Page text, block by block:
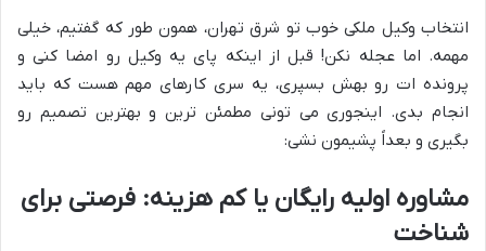
انتخاب وکیل ملکی خوب تو شرق تهران، همون طور که گفتیم، خیلی
مهمه. اما عجله نکن! قبل از اینکه پای یه وکیل رو امضا کنی و
پرونده ات رو بهش بسپری، یه سری کارهای مهم هست که باید
انجام بدی. اینجوری می تونی مطمئن ترین و بهترین تصمیم رو
بگیری و بعداً پشیمون نشی:
مشاوره اولیه رایگان یا کم هزینه: فرصتی برای
شناخت